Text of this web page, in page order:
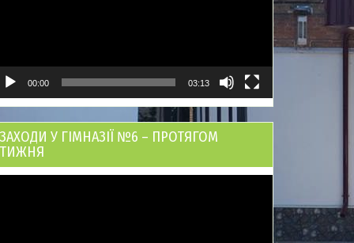
00:00 03:13
ЗАХОДИ У ГІМНАЗІЇ №6 – ПРОТЯГОМ
ТИЖНЯ